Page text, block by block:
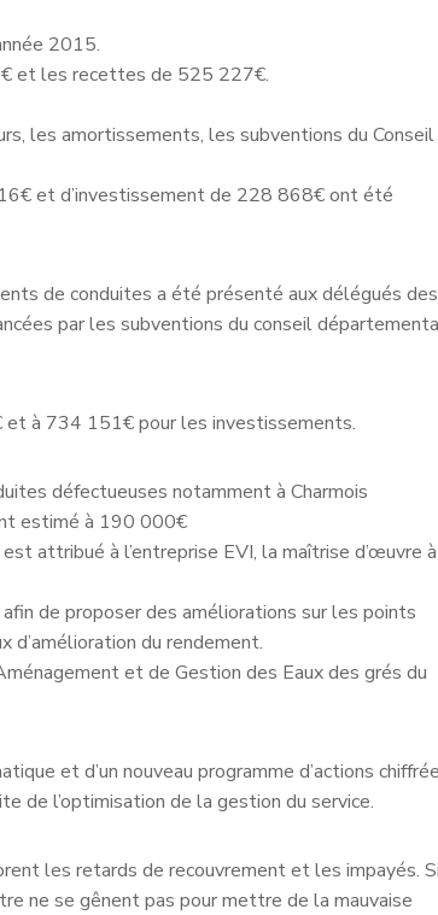
2015.
et les recettes de 525 227€.
les amortissements, les subventions du Conseil
et d’investissement de 228 868€ ont été
de conduites a été présenté aux délégués des
par les subventions du conseil
et à 734 151€ pour les investissements.
défectueuses notamment à Charmois
estimé à 190 000€
attribué à l’entreprise EVI, la maîtrise d’œuvre à
de proposer des améliorations sur les points
du rendement.
et de Gestion des Eaux des grés du
et d’un nouveau programme d’actions
de l’optimisation de la gestion du service.
les retards de recouvrement et les impayés. Si
ne se gênent pas pour mettre de la mauvaise